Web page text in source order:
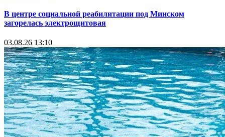
В центре социальной реабилитации под Минском
загорелась электрощитовая
03.08.26 13:10